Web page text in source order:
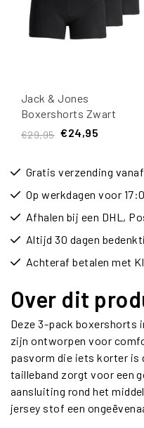
Jack & Jones
Boxershorts Zwart
Heren Trunks SENSE 3-
€29,95 €24,95
Gratis verzending
Op werkdagen voor
Afhalen bij een DHL,
Altijd 30 dagen
Achteraf betalen met
Over dit
Deze 3-pack boxershorts
zijn ontworpen voor
pasvorm die iets korter is
tailleband zorgt voor een
aansluiting rond het
jersey stof een